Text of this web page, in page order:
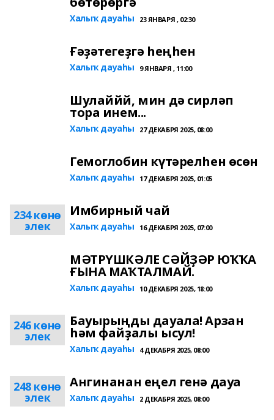
Халыҡ дауаһы 23 ЯНВАРЯ , 02:30
Ғәҙәтегеҙгә һеңһен
Халыҡ дауаһы 9 ЯНВАРЯ , 11:00
Шулаййй, мин дә сирләп
тора инем...
Халыҡ дауаһы 27 ДЕКАБРЯ 2025, 08:00
Гемоглобин күтәрелһен өсөн
Халыҡ дауаһы 17 ДЕКАБРЯ 2025, 01:05
234 көнө
элек
Имбирный чай
Халыҡ дауаһы 16 ДЕКАБРЯ 2025, 07:00
МӘТРҮШКӘЛЕ СӘЙҘӘР ЮҠҠА
ҒЫНА МАҠТАЛМАЙ.
Халыҡ дауаһы 10 ДЕКАБРЯ 2025, 18:00
246 көнө
элек
Бауырыңды дауала! Арзан
һәм файҙалы ысул!
Халыҡ дауаһы 4 ДЕКАБРЯ 2025, 08:00
248 көнө
элек
Ангинанан еңел генә дауа
Халыҡ дауаһы 2 ДЕКАБРЯ 2025, 08:00